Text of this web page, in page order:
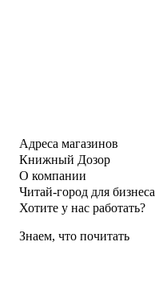
Адреса магазинов
Книжный Дозор
О компании
Читай-город для бизнеса
Хотите у нас работать?
Знаем, что почитать